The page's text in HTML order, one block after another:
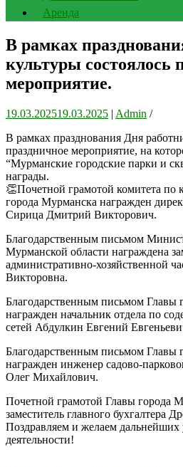
Аренда
В рамках
культуры состоялось
мероприятие.
19.03.202519.03.2025 | Admin /
В рамках празднования Дня
праздничное мероприятие, на
“Мурманские городские парки и
награды.
👏Почетной грамотой комитета по
города Мурманска награжден
Сирица Дмитрий Викторович.
Благодарственным письмом
Мурманской области награждена
административно-хозяйственной
Викторовна.
Благодарственным письмом Главы
награжден начальник отдела по
сетей Абдулкин Евгений
Благодарственным письмом Главы
награжден инженер садово-
Олег Михайлович.
Почетной грамотой Главы города
заместитель главного бухгалтера
Поздравляем и желаем дальнейших
деятельности!